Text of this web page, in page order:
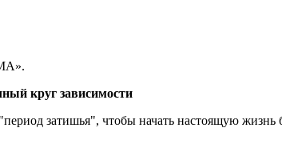
круг зависимости
затишья", чтобы начать настоящую жизнь